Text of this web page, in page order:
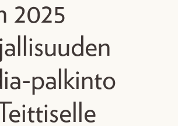
2025
palkinto